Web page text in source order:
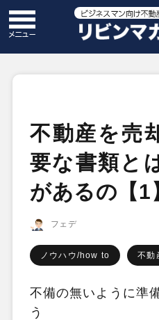
不動産を売
要な書類と
があるの【1
フェデ
ノウハウ/how to 不動
不備の無いように準
う